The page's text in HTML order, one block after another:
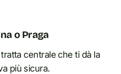
o Praga
centrale che ti dà la
più sicura.